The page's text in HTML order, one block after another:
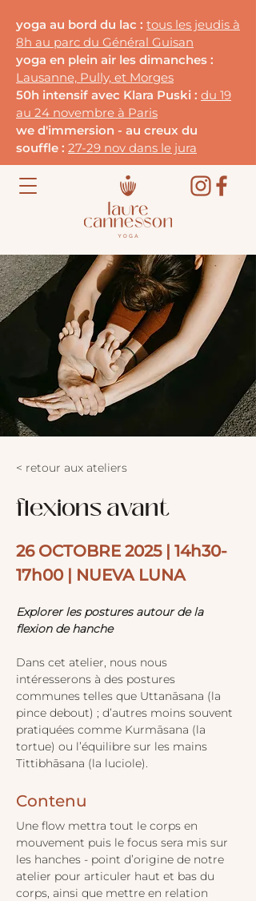
yoga au bord du lac : tous les jeudis à
8h au parc du Général Guisan
yoga en plein air les dimanches :
Lausanne, Pully, et Morges
50h intensif avec Klara Puski : du 19
au 24 novembre à Paris
we d'immersion - au creux du
souffle : 27-29 nov dans le jura
< retour aux ateliers
flexions avant
26 OCTOBRE 2025 | 14h30-
17h00 | NUEVA LUNA
Explorer les postures autour de la
flexion de hanche
Dans cet atelier, nous nous
intéresserons à des postures
communes telles que Uttanāsana (la
pince debout) ; d’autres moins souvent
pratiquées comme Kurmāsana (la
tortue) ou l’équilibre sur les mains
Tittibhāsana (la luciole).
Contenu
Une flow mettra tout le corps en
mouvement puis le focus sera mis sur
les hanches - point d’origine de notre
atelier pour articuler haut et bas du
corps, ainsi que mettre en relation